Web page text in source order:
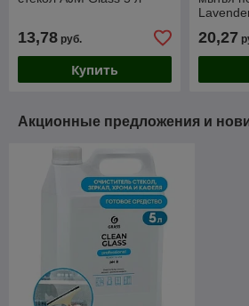
13,78 руб.
Купить
20,27
Акционные предложения и